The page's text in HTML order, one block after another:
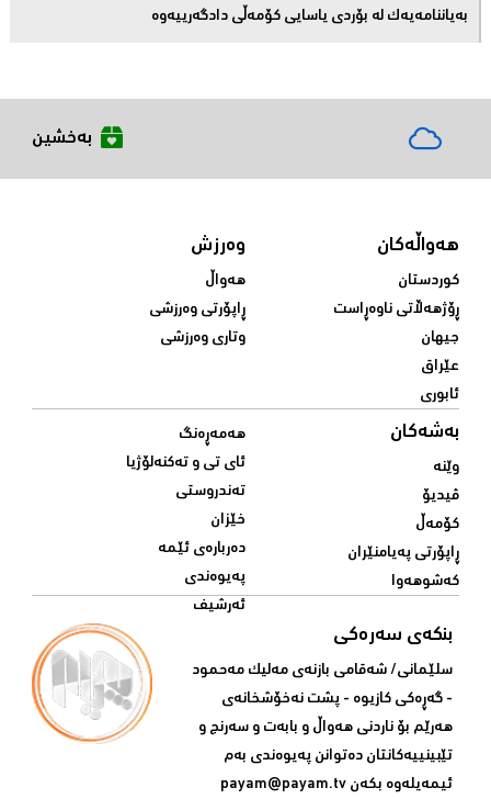
بەیاننامەیەک لە بۆردی یاسایی کۆمەڵی دادگەرییەوە
بەخشین
هەواڵەکان
کوردستان
ڕۆژهەڵاتی ناوەڕاست
جیهان
عێراق
ئابوری
وەرزش
هەواڵ
ڕاپۆرتی وەرزشی
وتاری وەرزشی
بەشەکان
وێنە
ڤیدیۆ
کۆمەڵ
ڕاپۆرتی پەیامنێران
کەشوهەوا
هەمەڕەنگ
ئای تی و تەکنەلۆژیا
تەندروستی
خێزان
دەربارەی ئێمە
پەیوەندی
ئەرشیف
بنکەی سەرەکی
سلێمانی/ شه‌قامی بازنه‌ی مه‌لیک مه‌حمود
- گه‌ڕه‌کی کازیوه‌ - پشت نه‌خۆشخانه‌ی‌
هه‌رێم بۆ ناردنی‌ هه‌واڵ و بابه‌ت و سه‌رنج و
تێبینییه‌كانتان ده‌توانن په‌یوه‌ندی‌ به‌م
ئیمه‌یله‌وه‌ بكه‌ن payam@payam.tv